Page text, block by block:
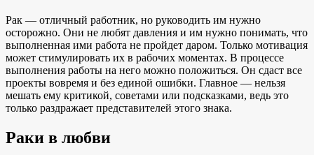
Рак — отличный работник, но руководить им нужно
осторожно. Они не любят давления и им нужно понимать, что
выполненная ими работа не пройдет даром. Только мотивация
может стимулировать их в рабочих моментах. В процессе
выполнения работы на него можно положиться. Он сдаст все
проекты вовремя и без единой ошибки. Главное — нельзя
мешать ему критикой, советами или подсказками, ведь это
только раздражает представителей этого знака.
Раки в любви